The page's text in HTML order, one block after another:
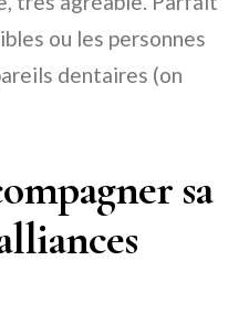
ou les personnes
dentaires (on
sa